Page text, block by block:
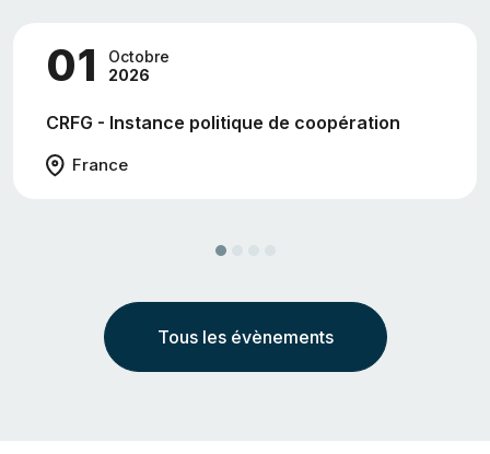
01
Octobre
2026
CRFG - Instance politique de coopération
France
Tous les évènements